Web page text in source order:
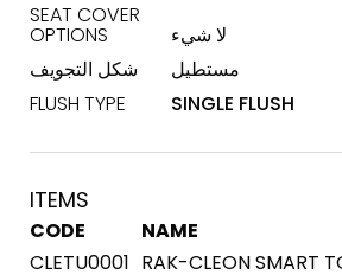
SEAT COVER
OPTIONS
لا شيء
شكل التجويف
مستطيل
FLUSH TYPE
SINGLE FLUSH
ITEMS
CODE
NAME
CLETU0001 RAK-CLEON SMART